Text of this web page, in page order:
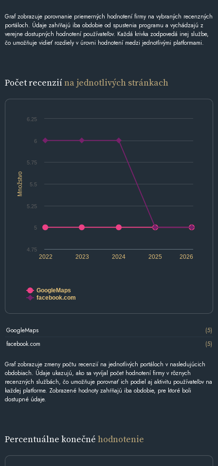
Graf zobrazuje porovnanie priemerných hodnotení firmy na vybraných recenzných
portáloch. Údaje zahŕňajú iba obdobie od spustenia programu a vychádzajú z
verejne dostupných hodnotení používateľov. Každá krivka zodpovedá inej službe,
čo umožňuje vidieť rozdiely v úrovni hodnotení medzi jednotlivými platformami.
Počet recenziína jednotlivých stránkach
Množstvo
2022 2024 2026
2023 2025
4.75
5
5.25
5.5
5.75
6
6.25
GoogleMaps
facebook.com
GoogleMaps
(5)
facebook.com
(5)
Graf zobrazuje zmeny počtu recenzií na jednotlivých portáloch v nasledujúcich
obdobiach. Údaje ukazujú, ako sa vyvíjal počet hodnotení firmy v rôznych
recenzných službách, čo umožňuje porovnať ich podiel aj aktivitu používateľov na
každej platforme. Zobrazené hodnoty zahŕňajú iba obdobie, pre ktoré boli
dostupné údaje.
Percentuálne konečné hodnotenie